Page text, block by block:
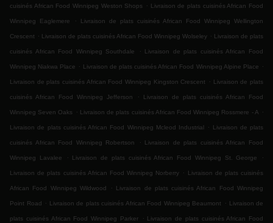
cuisinés African Food Winnipeg Weston Shops . Livraison de plats cuisinés African Food
Winnipeg Eaglemere . Livraison de plats cuisinés African Food Winnipeg Wellington
Crescent . Livraison de plats cuisinés African Food Winnipeg Wolseley . Livraison de plats
cuisinés African Food Winnipeg Southdale . Livraison de plats cuisinés African Food
Winnipeg Niakwa Place . Livraison de plats cuisinés African Food Winnipeg Alpine Place .
Livraison de plats cuisinés African Food Winnipeg Kingston Crescent . Livraison de plats
cuisinés African Food Winnipeg Jefferson . Livraison de plats cuisinés African Food
Winnipeg Seven Oaks . Livraison de plats cuisinés African Food Winnipeg Rossmere - A .
Livraison de plats cuisinés African Food Winnipeg Mcleod Industrial . Livraison de plats
cuisinés African Food Winnipeg Robertson . Livraison de plats cuisinés African Food
Winnipeg Lavalee . Livraison de plats cuisinés African Food Winnipeg St. George .
Livraison de plats cuisinés African Food Winnipeg Norberry . Livraison de plats cuisinés
African Food Winnipeg Wildwood . Livraison de plats cuisinés African Food Winnipeg
Point Road . Livraison de plats cuisinés African Food Winnipeg Beaumont . Livraison de
plats cuisinés African Food Winnipeg Parker . Livraison de plats cuisinés African Food